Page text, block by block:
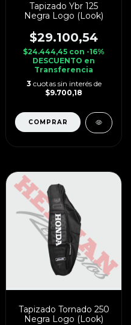
Tapizado Ybr 125
Negra Logo (Look)
$29.100,54
$24.444,45 con -16%
DESCUENTO en
Transferencia
3 cuotas sin interés de
$9.700,18
Tapizado Tornado 250
Negra Logo (Look)